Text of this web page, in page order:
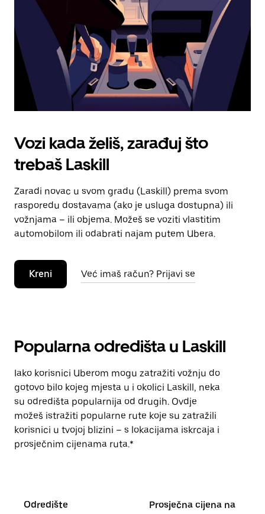
kalendara.
Vozi kada želiš, zarađuj što
trebaš Laskill
Zaradi novac u svom gradu (Laskill) prema svom
rasporedu dostavama (ako je usluga dostupna) ili
vožnjama – ili objema. Možeš se voziti vlastitim
automobilom ili odabrati najam putem Ubera.
Kreni Već imaš račun? Prijavi se
Popularna odredišta u Laskill
Iako korisnici Uberom mogu zatražiti vožnju do
gotovo bilo kojeg mjesta u i okolici Laskill, neka
su odredišta popularnija od drugih. Ovdje
možeš istražiti popularne rute koje su zatražili
korisnici u tvojoj blizini – s lokacijama iskrcaja i
prosječnim cijenama ruta.*
Odredište
Prosječna cijena na